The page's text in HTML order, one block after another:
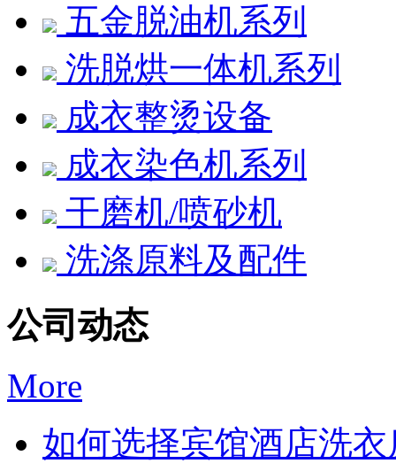
五金脱油机系列
洗脱烘一体机系列
成衣整烫设备
成衣染色机系列
干磨机/喷砂机
洗涤原料及配件
公司动态
More
如何选择宾馆酒店洗衣